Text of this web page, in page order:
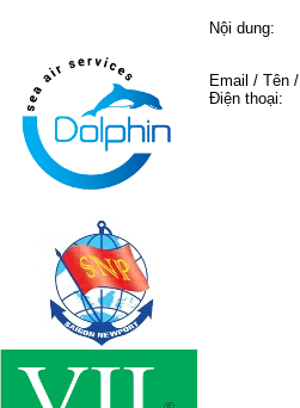
Nội dung:
Email / Tên /
Điện thoại: